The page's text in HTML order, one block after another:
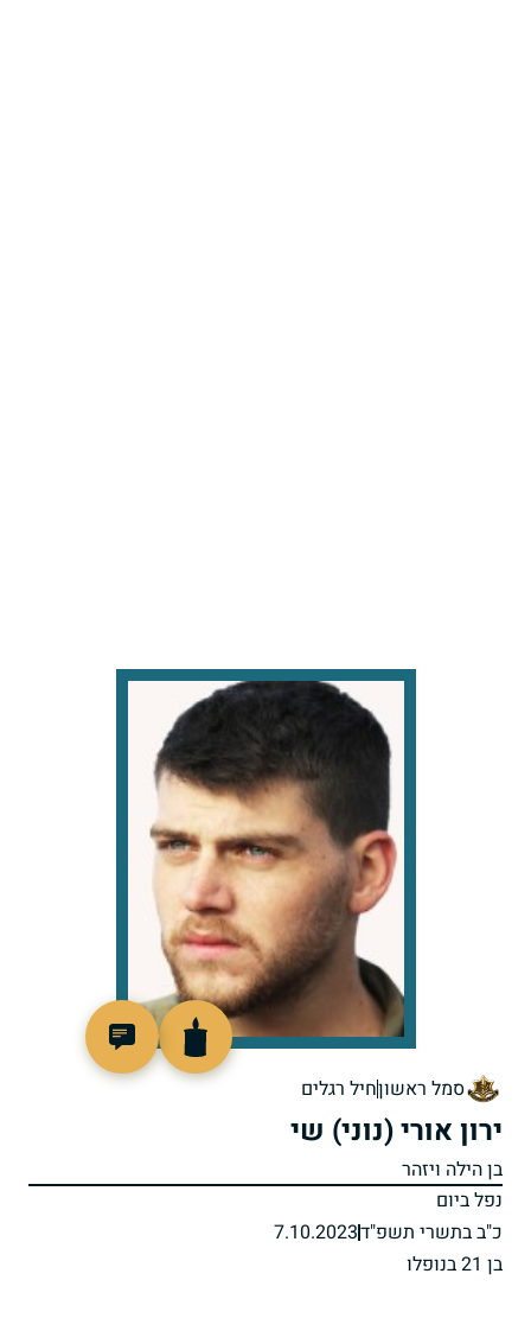
סמל ראשוןחיל רגלים
ירון אורי (נוני) שי
בן הילה ויזהר
נפל ביום
כ"ב בתשרי תשפ"ד7.10.2023
בן 21 בנופלו